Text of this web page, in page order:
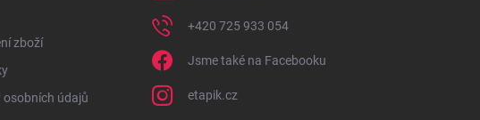
zboží
údajů
+420 725 933 054
Jsme také na Facebooku
etapik.cz